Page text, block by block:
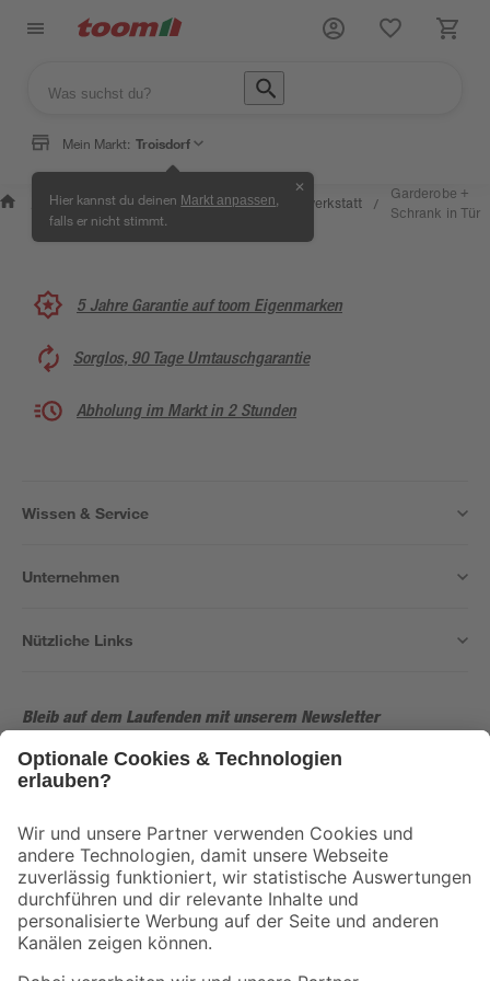
Mein Markt: Troisdorf
Hier kannst du deinen Markt anpassen
falls er nicht stimmt.
✕
Wissen &
Service
/
Selbermachen
& Ratgeber
/ Kreativwerkstatt /
Garderobe +
Schrank in Tür
5 Jahre Garantie auf toom Eigenmarken
Sorglos, 90 Tage Umtauschgarantie
Abholung im Markt in 2 Stunden
Wissen & Service
Unternehmen
Nützliche Links
Bleib auf dem Laufenden mit unserem Newsletter
Der toom Newsletter: Keine Angebote und Aktionen mehr verpassen!
Folge uns